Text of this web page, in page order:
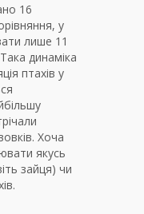
16
у
лише 11
динаміка
птахів у
Хоча
якусь
зайця) чи